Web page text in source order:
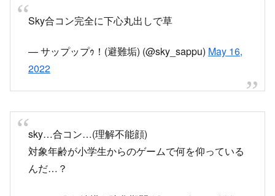
Sky合コン完全に下心丸出しで草
— サップップｩ！(避難垢) (@sky_sappu) May 16,
2022
sky…合コン…(理解不能顔)
対象年齢が小学生からのゲームで何を仰っている
んだ…？